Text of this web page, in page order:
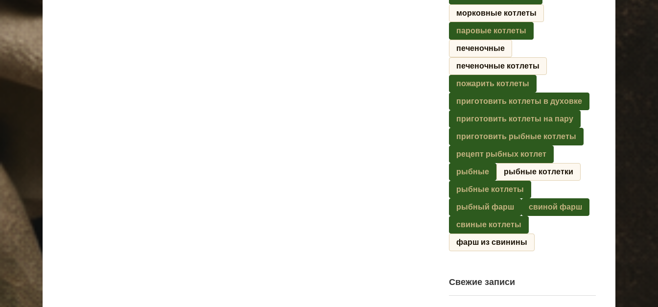
морковные котлеты
паровые котлеты
печеночные
печеночные котлеты
пожарить котлеты
приготовить котлеты в духовке
приготовить котлеты на пару
приготовить рыбные котлеты
рецепт рыбных котлет
рыбные рыбные котлетки
рыбные котлеты
рыбный фарш свиной фарш
свиные котлеты
фарш из свинины
Свежие записи